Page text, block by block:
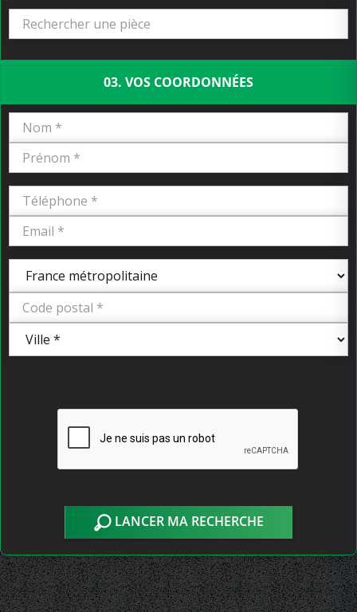
03. VOS COORDONNÉES
LANCER MA RECHERCHE